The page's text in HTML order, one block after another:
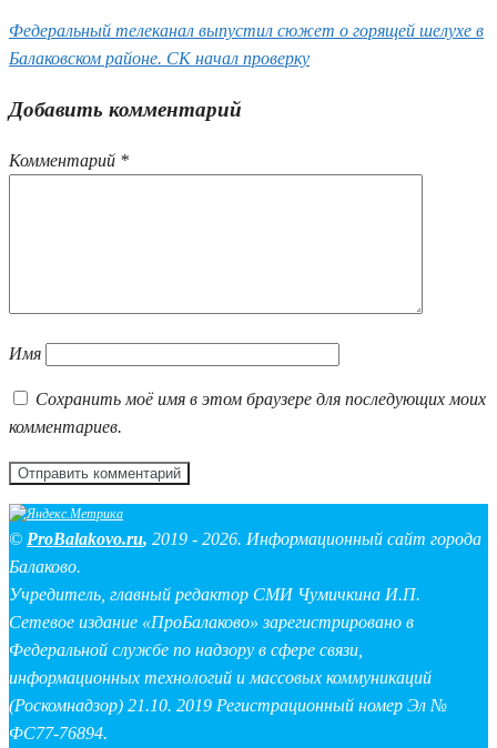
Федеральный телеканал выпустил сюжет о горящей шелухе в
Балаковском районе. СК начал проверку
Добавить комментарий
Комментарий *
Имя
Сохранить моё имя в этом браузере для последующих моих
комментариев.
© ProBalakovo.ru, 2019 - 2026. Информационный сайт города
Балаково.
Учредитель, главный редактор СМИ Чумичкина И.П.
Сетевое издание «ПроБалаково» зарегистрировано в
Федеральной службе по надзору в сфере связи,
информационных технологий и массовых коммуникаций
(Роскомнадзор) 21.10. 2019 Регистрационный номер Эл №
ФС77-76894.